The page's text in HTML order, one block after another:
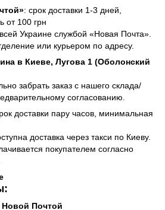
: срок доставки 1-3 дней,
от 100 грн
Украине службой «Новая Почта».
или курьером по адресу.
в Киеве, Лугова 1 (Оболонский
забрать заказ с нашего склада/
согласованию.
доставки пару часов, минимальная
доставка через такси по Киеву.
покупателем согласно
Новой Почтой